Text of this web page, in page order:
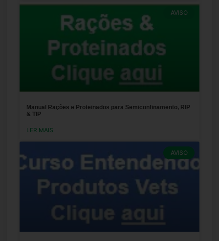
AVISO
Manual Rações e Proteinados para Semiconfinamento, RIP
& TIP
LER MAIS
AVISO